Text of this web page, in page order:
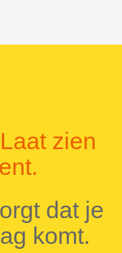
Laat zien
dat je
komt.